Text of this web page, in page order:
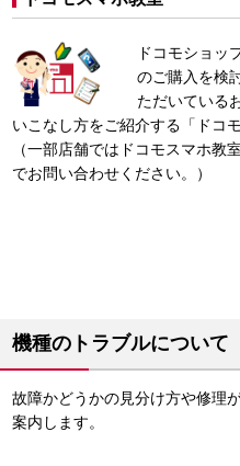
ドコモショッ
のご購入を検
ただいている
いこなし方をご紹介する「ドコ
（一部店舗ではドコモスマホ教
でお問い合わせください。）
機種のトラブルについて
故障かどうかの見分け方や修理
案内します。